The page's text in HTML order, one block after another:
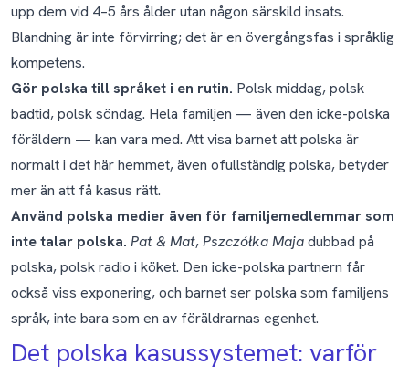
upp dem vid 4–5 års ålder utan någon särskild insats.
Blandning är inte förvirring; det är en övergångsfas i språklig
kompetens.
Gör polska till språket i en rutin. Polsk middag, polsk
badtid, polsk söndag. Hela familjen — även den icke-polska
föräldern — kan vara med. Att visa barnet att polska är
normalt i det här hemmet, även ofullständig polska, betyder
mer än att få kasus rätt.
Använd polska medier även för familjemedlemmar som
inte talar polska. Pat & Mat,Pszczółka Majadubbad på
polska, polsk radio i köket. Den icke-polska partnern får
också viss exponering, och barnet ser polska som familjens
språk, inte bara som en av föräldrarnas egenhet.
Det polska kasussystemet: varför